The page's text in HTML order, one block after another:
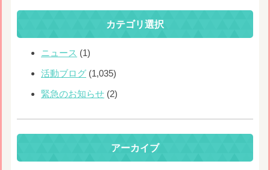
カテゴリ選択
ニュース (1)
活動ブログ (1,035)
緊急のお知らせ (2)
アーカイブ